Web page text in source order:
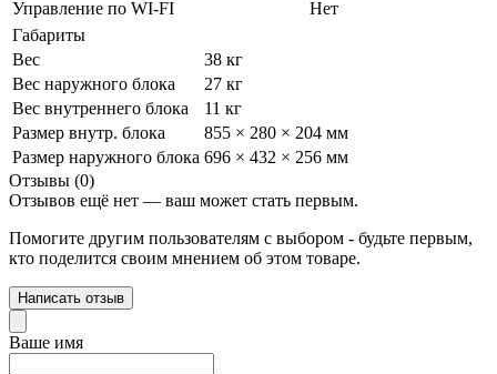
Управление по WI-FI
Нет
Габариты
Вес
38 кг
Вес наружного блока
27 кг
Вес внутреннего блока
11 кг
Размер внутр. блока
855 × 280 × 204 мм
Размер наружного блока 696 × 432 × 256 мм
Отзывы (0)
Отзывов ещё нет — ваш может стать первым.
Помогите другим пользователям с выбором - будьте первым,
кто поделится своим мнением об этом товаре.
Написать отзыв
Ваше имя